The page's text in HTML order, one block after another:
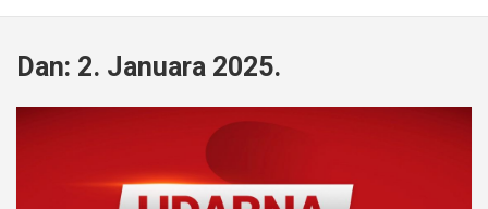
Dan: 2. Januara 2025.